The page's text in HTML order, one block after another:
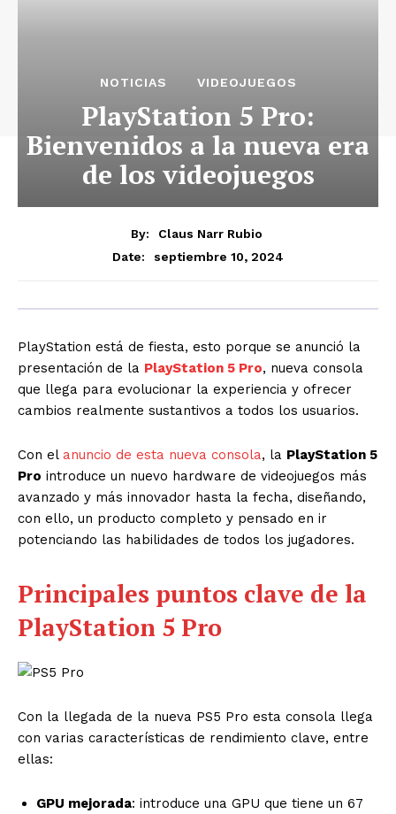
NOTICIAS VIDEOJUEGOS
PlayStation 5 Pro:
Bienvenidos a la nueva era
de los videojuegos
By:
Claus Narr Rubio
Date:
septiembre 10, 2024
PlayStation está de fiesta, esto porque se anunció la
presentación de la PlayStation 5 Pro, nueva consola
que llega para evolucionar la experiencia y ofrecer
cambios realmente sustantivos a todos los usuarios.
Con el anuncio de esta nueva consola, la PlayStation 5
Pro introduce un nuevo hardware de videojuegos más
avanzado y más innovador hasta la fecha, diseñando,
con ello, un producto completo y pensado en ir
potenciando las habilidades de todos los jugadores.
Principales puntos clave de la
PlayStation 5 Pro
Con la llegada de la nueva PS5 Pro esta consola llega
con varias características de rendimiento clave, entre
ellas:
GPU mejorada: introduce una GPU que tiene un 67